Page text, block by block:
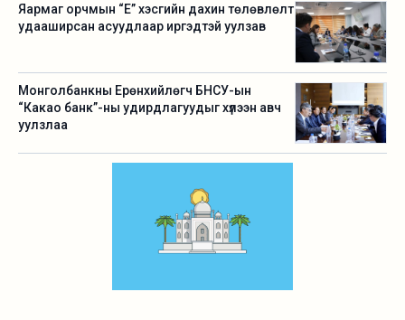
Яармаг орчмын “Е” хэсгийн дахин төлөвлөлт
удааширсан асуудлаар иргэдтэй уулзав
Монголбанкны Ерөнхийлөгч БНСУ-ын
“Какао банк”-ны удирдлагуудыг хүлээн авч
уулзлаа